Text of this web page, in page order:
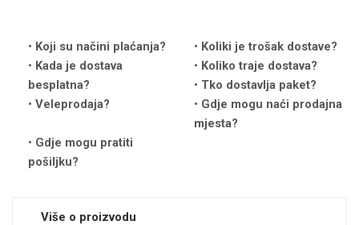
Koji su načini plaćanja?
Koliki je trošak dostave?
Kada je dostava
besplatna?
Koliko traje dostava?
Tko dostavlja paket?
Veleprodaja?
Gdje mogu naći prodajna
mjesta?
Gdje mogu pratiti
pošiljku?
Više o proizvodu
Quotes Collection